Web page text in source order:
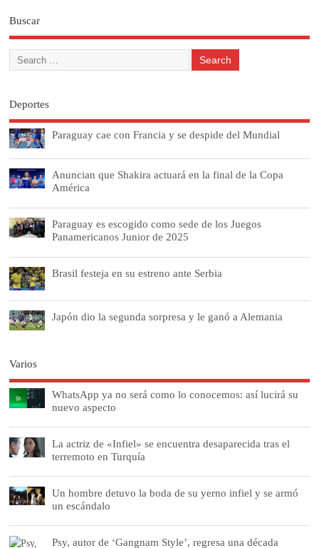
Buscar
Deportes
Paraguay cae con Francia y se despide del Mundial
Anuncian que Shakira actuará en la final de la Copa
América
Paraguay es escogido como sede de los Juegos
Panamericanos Junior de 2025
Brasil festeja en su estreno ante Serbia
Japón dio la segunda sorpresa y le ganó a Alemania
Varios
WhatsApp ya no será como lo conocemos: así lucirá su
nuevo aspecto
La actriz de «Infiel» se encuentra desaparecida tras el
terremoto en Turquía
Un hombre detuvo la boda de su yerno infiel y se armó
un escándalo
Psy, autor de ‘Gangnam Style’, regresa una década